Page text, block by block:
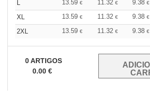
L
13.59 € 11.32 € 9.38 €
XL
13.59 € 11.32 € 9.38 €
2XL
13.59 € 11.32 € 9.38 €
0ARTIGOS
0.00 €